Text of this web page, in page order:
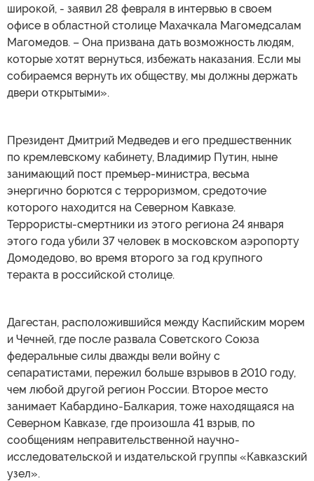
широкой, - заявил 28 февраля в интервью в своем
офисе в областной столице Махачкала Магомедсалам
Магомедов. – Она призвана дать возможность людям,
которые хотят вернуться, избежать наказания. Если мы
собираемся вернуть их обществу, мы должны держать
двери открытыми».
Президент Дмитрий Медведев и его предшественник
по кремлевскому кабинету, Владимир Путин, ныне
занимающий пост премьер-министра, весьма
энергично борются с терроризмом, средоточие
которого находится на Северном Кавказе.
Террористы-смертники из этого региона 24 января
этого года убили 37 человек в московском аэропорту
Домодедово, во время второго за год крупного
теракта в российской столице.
Дагестан, расположившийся между Каспийским морем
и Чечней, где после развала Советского Союза
федеральные силы дважды вели войну с
сепаратистами, пережил больше взрывов в 2010 году,
чем любой другой регион России. Второе место
занимает Кабардино-Балкария, тоже находящаяся на
Северном Кавказе, где произошла 41 взрыв, по
сообщениям неправительственной научно-
исследовательской и издательской группы «Кавказский
узел».